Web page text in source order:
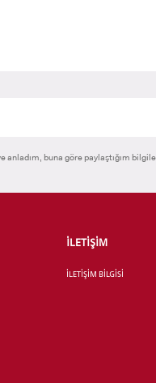
anladım, buna göre paylaştığım
İLETİŞİM
İLETİŞİM BİLGİSİ